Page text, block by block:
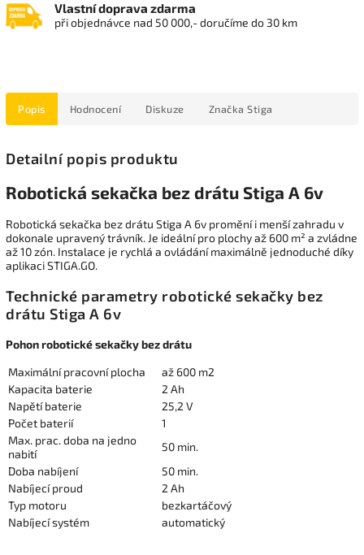
Vlastní doprava zdarma
při objednávce nad 50 000,- doručíme do 30 km
Popis Hodnocení Diskuze Značka Stiga
Detailní popis produktu
Robotická sekačka bez drátu Stiga A 6v
Robotická sekačka bez drátu Stiga A 6v promění i menší zahradu v
dokonale upravený trávník. Je ideální pro plochy až 600 m² a zvládne
až 10 zón. Instalace je rychlá a ovládání maximálně jednoduché díky
aplikaci STIGA.GO.
Technické parametry robotické sekačky bez
drátu Stiga A 6v
Pohon robotické sekačky bez drátu
Maximální pracovní plocha
až 600 m2
Kapacita baterie
2 Ah
Napětí baterie
25,2 V
Počet baterií
1
Max. prac. doba na jedno
nabití
50 min.
Doba nabíjení
50 min.
Nabíjecí proud
2 Ah
Typ motoru
bezkartáčový
Nabíjecí systém
automatický